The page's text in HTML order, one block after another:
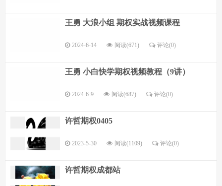
王勇 大浪小组 期权实战视频课程
2024-6-14 阅读(671) 评论(0)
王勇 小白快学期权视频教程（9讲）
2024-6-9 阅读(687) 评论(0)
许哲期权0405
2023-5-30 阅读(1109) 评论(0)
许哲期权成都站